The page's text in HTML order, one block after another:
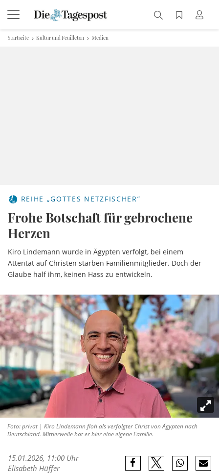
Startseite Kultur und Feuilleton Medien
REIHE „GOTTES NETZFISCHER”
Frohe Botschaft für gebrochene
Herzen
Kiro Lindemann wurde in Ägypten verfolgt, bei einem
Attentat auf Christen starben Familienmitglieder. Doch der
Glaube half ihm, keinen Hass zu entwickeln.
Foto: privat | Kiro Lindemann floh als verfolgter Christ von Ägypten nach
Deutschland. Mittlerweile hat er hier eine eigene Familie.
15.01.2026, 11:00 Uhr
Elisabeth Hüffer